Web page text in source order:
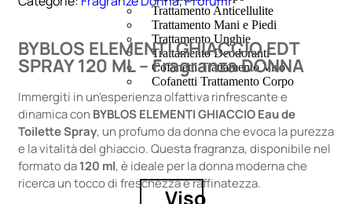
Trattamento Anticellulite
Trattamento Mani e Piedi
Trattamento Unghie
Trattamento Deodoranti
Cofanetti Trattamento Viso
Cofanetti Trattamento Corpo
Viso
BYBLOS ELEMENTI GHIACCIO EDT
SPRAY 120 ML – Fragranza DONNA
Immergiti in un’esperienza olfattiva rinfrescante e
dinamica con BYBLOS ELEMENTI GHIACCIO Eau de
Toilette Spray, un profumo da donna che evoca la purezza
e la vitalità del ghiaccio. Questa fragranza, disponibile nel
formato da120 ml, è ideale per la donna moderna che
ricerca un tocco di freschezza e raffinatezza.